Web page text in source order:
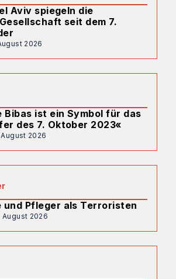
Aviv spiegeln die
seit dem 7.
2026
Bibas ist ein Symbol für das
des 7. Oktober 2023«
August 2026
und Pfleger als Terroristen
August 2026